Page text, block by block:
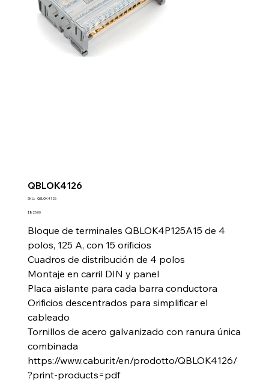
QBLOK4126
SKU: SKU
QBLOK4126
Precio
$825.00
Bloque de terminales QBLOK4P125A15 de 4
polos, 125 A, con 15 orificios
Cuadros de distribución de 4 polos
Montaje en carril DIN y panel
Placa aislante para cada barra conductora
Orificios descentrados para simplificar el
cableado
Tornillos de acero galvanizado con ranura única
combinada
https://www.cabur.it/en/prodotto/QBLOK4126/
?print-products=pdf